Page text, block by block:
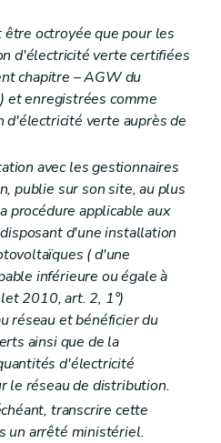
octroyée que pour les
d'électricité verte certifiées
chapitre – AGW du
et enregistrées comme
verte auprès de
avec les gestionnaires
publie sur son site, au plus
procédure applicable aux
d'une installation
(d'une
inférieure ou égale à
2010, art. 2, 1°)
réseau et bénéficier du
ainsi que de la
d'électricité
le réseau de distribution.
transcrire cette
un arrêté ministériel.